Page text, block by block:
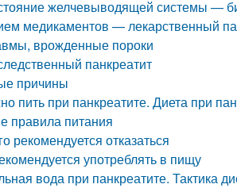
желчевыводящей системы —
медикаментов — лекарственный
врожденные пороки
панкреатит
причины
пить при панкреатите. Диета при
правила питания
рекомендуется отказаться
употреблять в пищу
вода при панкреатите. Тактика